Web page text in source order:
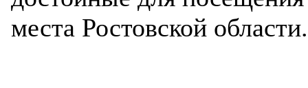
места Ростовской области.